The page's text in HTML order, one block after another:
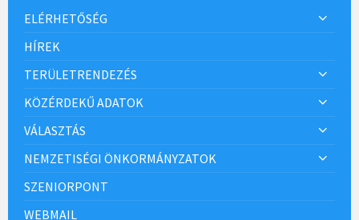
ELÉRHETŐSÉG
HÍREK
TERÜLETRENDEZÉS
KÖZÉRDEKŰ ADATOK
VÁLASZTÁS
NEMZETISÉGI ÖNKORMÁNYZATOK
SZENIORPONT
WEBMAIL